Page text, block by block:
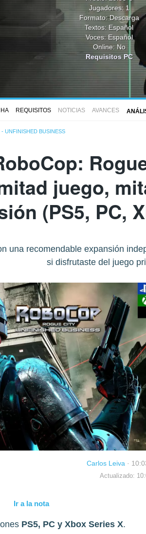
Jugadores: 1
Formato: Descarga
Textos: Español
Voces: Español
Online: No
Requisitos PC
REQUISITOS NOTICIAS AVANCES
UNFINISHED BUSINESS
juego,
(PS5, PC,
una recomendable expansión
si disfrutaste del juego
Carlos Leiva ·
Actualizado:
Ir a la nota
PS5, PC y Xbox Series X.